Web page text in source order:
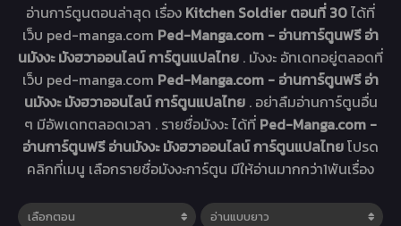
อ่านการ์ตูนตอนล่าสุด เรื่อง Kitchen Soldier ตอนที่ 30ได้ที่
เว็บ ped-manga.com Ped-Manga.com - อ่านการ์ตูนฟรี อ่า
นมังงะ มังฮวาออนไลน์ การ์ตูนแปลไทย . มังงะ อัทเดทอยู่ตลอดที่
เว็บ ped-manga.com Ped-Manga.com - อ่านการ์ตูนฟรี อ่า
นมังงะ มังฮวาออนไลน์ การ์ตูนแปลไทย . อย่าลืมอ่านการ์ตูนอื่น
ๆ มีอัพเดทตลอดเวลา . รายชื่อมังงะ ได้ที่ Ped-Manga.com -
อ่านการ์ตูนฟรี อ่านมังงะ มังฮวาออนไลน์ การ์ตูนแปลไทยโปรด
คลิกที่เมนู เลือกรายชื่อมังงะการ์ตูน มีให้อ่านมากกว่า1พันเรื่อง